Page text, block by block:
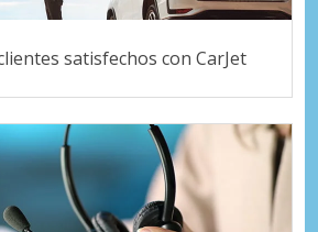
satisfechos con CarJet